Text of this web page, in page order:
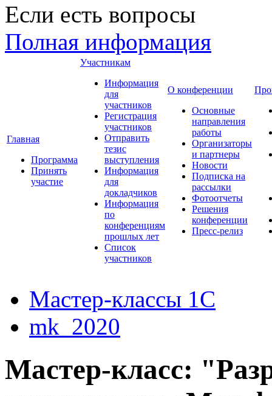
Если есть вопросы
Полная информация
Главная
Программа
Принять
участие
Участникам
Информация
для
участников
Регистрация
участников
Отправить
тезис
выступления
Информация
для
докладчиков
Информация
по
конференциям
прошлых лет
Список
участников
О конференции
Основные
направления
работы
Организаторы
и партнеры
Новости
Подписка на
рассылки
Фотоотчеты
Решения
конференции
Пресс-релиз
Мастер-классы 1С
mk_2020
Мастер-класс: